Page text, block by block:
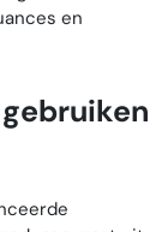
en